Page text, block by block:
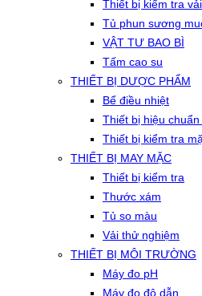
Thiết bị kiểm tra vải
Tủ phun sương
VẬT TƯ BAO BÌ
Tấm cao su
THIẾT BỊ DƯỢC PHẨM
Bể điều nhiệt
Thiết bị hiệu
Thiết bị kiểm tra
THIẾT BỊ MAY MẶC
Thiết bị kiểm tra
Thước xám
Tủ so màu
Vải thử nghiệm
THIẾT BỊ MÔI TRƯỜNG
Máy đo pH
Máy đo độ dẫn